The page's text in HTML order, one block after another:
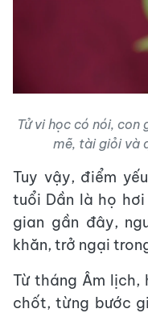
Tử vi học có nói,
mẽ, tài giỏi và
Tuy vậy, điểm
tuổi Dần là họ
gian gần đây,
khăn, trở ngại
Từ tháng Âm lịch,
chốt, từng bước